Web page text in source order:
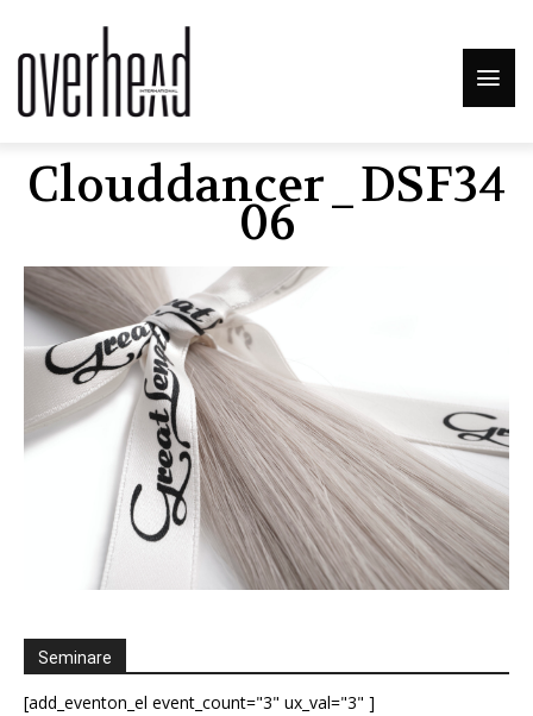
Clouddancer_DSF34
06
Seminare
[add_eventon_el event_count="3" ux_val="3" ]